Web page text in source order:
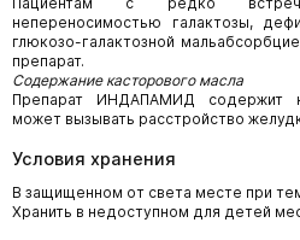
непереносимостью галактозы,
глюкозо-галактозной
препарат.
Содержание касторового масла
Препарат ИНДАПАМИД содержит
может вызывать расстройство
Условия хранения
В защищенном от света месте при
Хранить в недоступном для детей